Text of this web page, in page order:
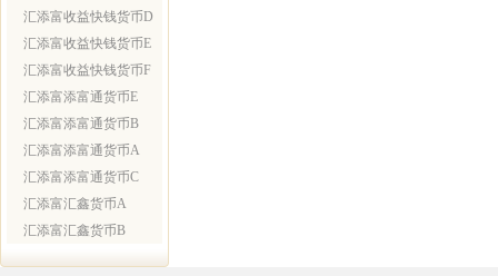
汇添富收益快钱货币D
汇添富收益快钱货币E
汇添富收益快钱货币F
汇添富添富通货币E
汇添富添富通货币B
汇添富添富通货币A
汇添富添富通货币C
汇添富汇鑫货币A
汇添富汇鑫货币B